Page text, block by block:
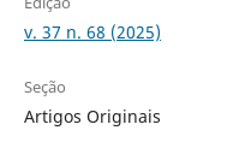
v. 37 n. 68 (2025)
Seção
Artigos Originais